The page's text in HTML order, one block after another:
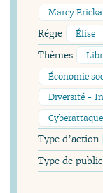
Marcy
Régie Élise
Thèmes
Économie
Diversité -
Type d’action
Type de